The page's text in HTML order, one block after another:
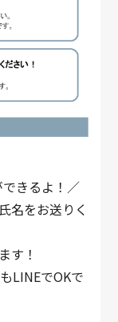
きるよ！／
名をお送りく
す！
LINEでOKで